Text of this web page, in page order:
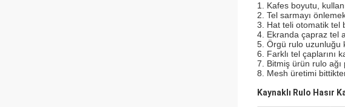
1. Kafes boyutu,
2. Tel sarmayı
3. Hat teli otomatik tel
4. Ekranda çapraz tel
5. Örgü rulo uzunluğu
6. Farklı tel çaplarını
7. Bitmiş ürün rulo ağı
8. Mesh üretimi
Kaynaklı Rulo Hasır